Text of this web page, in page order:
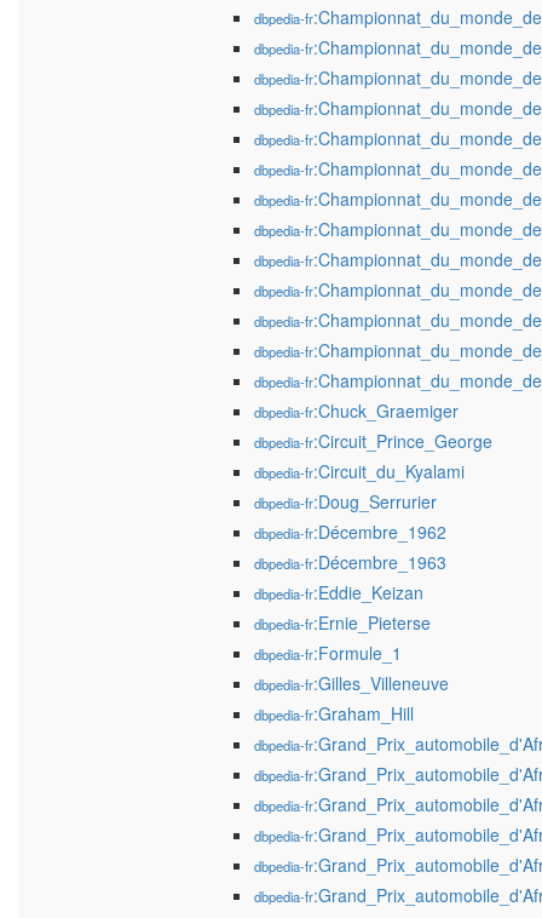
dbpedia-fr
dbpedia-fr
dbpedia-fr
dbpedia-fr
dbpedia-fr
dbpedia-fr
dbpedia-fr
dbpedia-fr
dbpedia-fr
dbpedia-fr
dbpedia-fr
dbpedia-fr
dbpedia-fr
dbpedia-fr:Chuck_Graemiger
dbpedia-fr:Circuit_Prince_George
dbpedia-fr:Circuit_du_Kyalami
dbpedia-fr:Doug_Serrurier
dbpedia-fr:Décembre_1962
dbpedia-fr:Décembre_1963
dbpedia-fr:Eddie_Keizan
dbpedia-fr:Ernie_Pieterse
dbpedia-fr:Formule_1
dbpedia-fr:Gilles_Villeneuve
dbpedia-fr:Graham_Hill
dbpedia-fr
dbpedia-fr
dbpedia-fr
dbpedia-fr
dbpedia-fr
dbpedia-fr